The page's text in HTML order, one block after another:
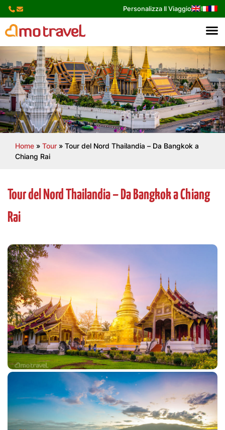
Skip
content
Personalizza Il Viaggio
Home » Tour » Tour del Nord Thailandia – Da Bangkok a
Chiang Rai
Tour del Nord Thailandia – Da Bangkok a Chiang
Rai